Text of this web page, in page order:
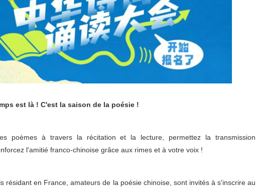
est là ! C'est la saison de la poésie !
poèmes à travers la récitation et la lecture, permettez la transmission
l'amitié franco-chinoise grâce aux rimes et à votre voix !
résidant en France, amateurs de la poésie chinoise, sont invités à s'inscrire au